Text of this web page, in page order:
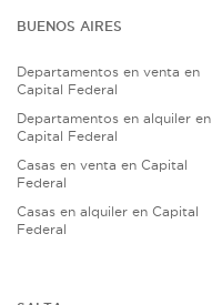
BUENOS AIRES
Departamentos en venta en
Capital Federal
Departamentos en alquiler en
Capital Federal
Casas en venta en Capital
Federal
Casas en alquiler en Capital
Federal